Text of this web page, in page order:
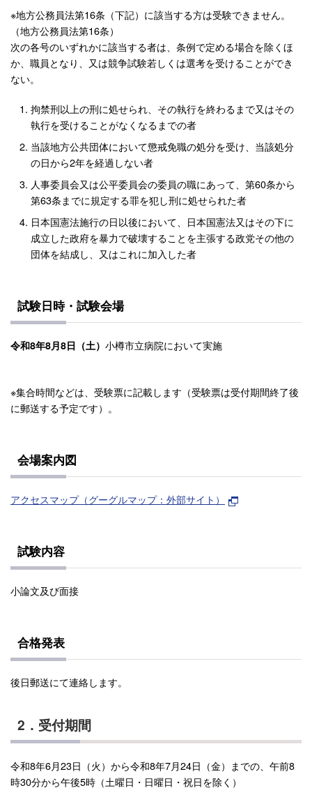
※地方公務員法第16条（下記）に該当する方は受験できません。
（地方公務員法第16条）
次の各号のいずれかに該当する者は、条例で定める場合を除くほ
か、職員となり、又は競争試験若しくは選考を受けることができ
ない。
拘禁刑以上の刑に処せられ、その執行を終わるまで又はその
執行を受けることがなくなるまでの者
当該地方公共団体において懲戒免職の処分を受け、当該処分
の日から2年を経過しない者
人事委員会又は公平委員会の委員の職にあって、第60条から
第63条までに規定する罪を犯し刑に処せられた者
日本国憲法施行の日以後において、日本国憲法又はその下に
成立した政府を暴力で破壊することを主張する政党その他の
団体を結成し、又はこれに加入した者
試験日時・試験会場
令和8年8月8日（土） 小樽市立病院において実施
※集合時間などは、受験票に記載します（受験票は受付期間終了後
に郵送する予定です）。
会場案内図
アクセスマップ（グーグルマップ：外部サイト）
試験内容
小論文及び面接
合格発表
後日郵送にて連絡します。
2．受付期間
令和8年6月23日（火）から令和8年7月24日（金）までの、午前8
時30分から午後5時（土曜日・日曜日・祝日を除く）